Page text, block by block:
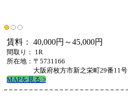
賃料： 40,000円～45,000円
間取り： 1R
所在地：〒5731166
大阪府枚方市新之栄町29番11号
MAPを見る >